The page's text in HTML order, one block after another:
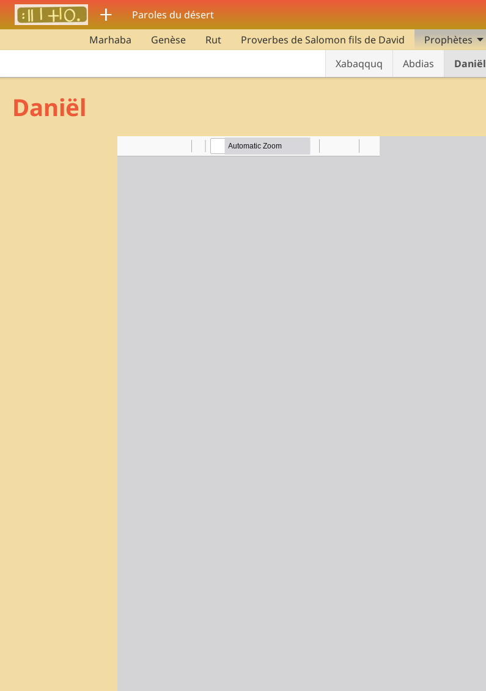
Aller au contenu principal
ⵜ Paroles du désert
Marhaba Genèse Rut Proverbes de Salomon fils de David
Prophètes
Xabaqquq
Abdias Daniël
Daniël